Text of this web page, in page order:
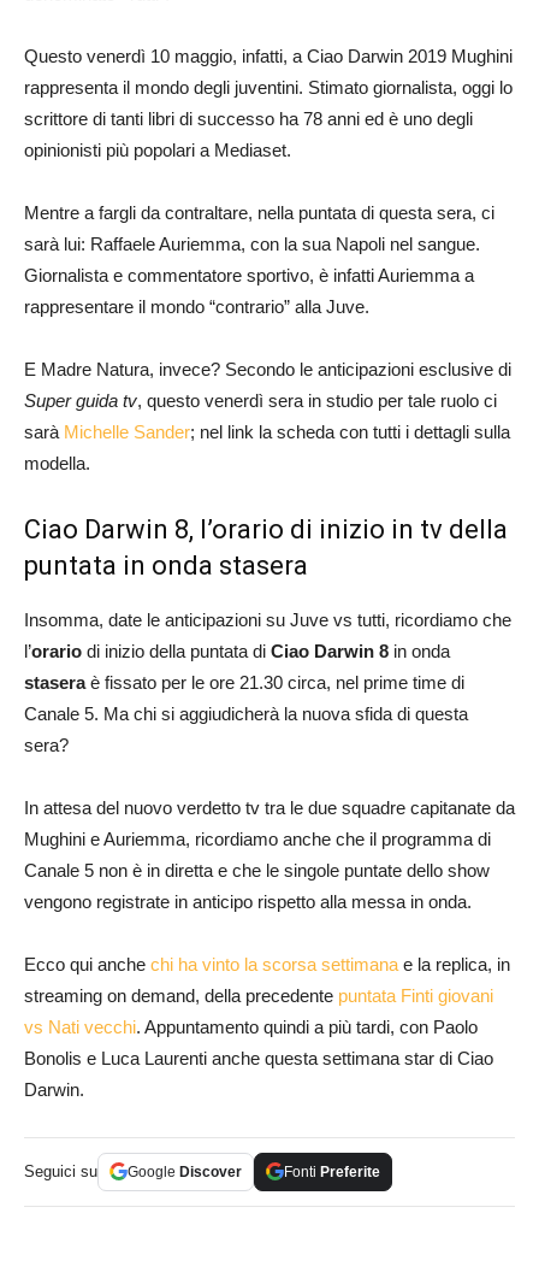
Questo venerdì 10 maggio, infatti, a Ciao Darwin 2019 Mughini
rappresenta il mondo degli juventini. Stimato giornalista, oggi lo
scrittore di tanti libri di successo ha 78 anni ed è uno degli
opinionisti più popolari a Mediaset.
Mentre a fargli da contraltare, nella puntata di questa sera, ci
sarà lui: Raffaele Auriemma, con la sua Napoli nel sangue.
Giornalista e commentatore sportivo, è infatti Auriemma a
rappresentare il mondo “contrario” alla Juve.
E Madre Natura, invece? Secondo le anticipazioni esclusive di
Super guida tv, questo venerdì sera in studio per tale ruolo ci
sarà Michelle Sander; nel link la scheda con tutti i dettagli sulla
modella.
Ciao Darwin 8, l’orario di inizio in tv della
puntata in onda stasera
Insomma, date le anticipazioni su Juve vs tutti, ricordiamo che
l’orario di inizio della puntata di Ciao Darwin 8 in onda
staseraè fissato per le ore 21.30 circa, nel prime time di
Canale 5. Ma chi si aggiudicherà la nuova sfida di questa
sera?
In attesa del nuovo verdetto tv tra le due squadre capitanate da
Mughini e Auriemma, ricordiamo anche che il programma di
Canale 5 non è in diretta e che le singole puntate dello show
vengono registrate in anticipo rispetto alla messa in onda.
Ecco qui anche chi ha vinto la scorsa settimana e la replica, in
streaming on demand, della precedente puntata Finti giovani
vs Nati vecchi. Appuntamento quindi a più tardi, con Paolo
Bonolis e Luca Laurenti anche questa settimana star di Ciao
Darwin.
Seguici su Google Discover Fonti Preferite